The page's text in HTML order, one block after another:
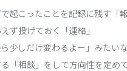
起こったことを記録に残す「報
ず投げておく「連絡」
少しだけ変わるよー」みたい
「相談」をして方向性を定め